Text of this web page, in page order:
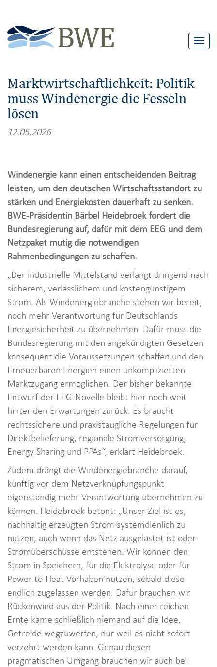
T
a
o
Marktwirtschaftlichkeit: Politik
muss Windenergie die Fesseln
lösen
12.05.2026
Windenergie kann einen entscheidenden Beitrag
leisten, um den deutschen Wirtschaftsstandort zu
stärken und Energiekosten dauerhaft zu senken.
BWE-Präsidentin Bärbel Heidebroek fordert die
Bundesregierung auf, dafür mit dem EEG und dem
Netzpaket mutig die notwendigen
Rahmenbedingungen zu schaffen.
„Der industrielle Mittelstand verlangt dringend nach
sicherem, verlässlichem und kostengünstigem
Strom. Als Windenergiebranche stehen wir bereit,
noch mehr Verantwortung für Deutschlands
Energiesicherheit zu übernehmen. Dafür muss die
Bundesregierung mit den angekündigten Gesetzen
konsequent die Voraussetzungen schaffen und den
Erneuerbaren Energien einen unkomplizierten
Marktzugang ermöglichen. Der bisher bekannte
Entwurf der EEG-Novelle bleibt hier noch weit
hinter den Erwartungen zurück. Es braucht
rechtssichere und praxistaugliche Regelungen für
Direktbelieferung, regionale Stromversorgung,
Energy Sharing und PPAs“, erklärt Heidebroek.
Zudem drängt die Windenergiebranche darauf,
künftig vor dem Netzverknüpfungspunkt
eigenständig mehr Verantwortung übernehmen zu
können. Heidebroek betont: „Unser Ziel ist es,
nachhaltig erzeugten Strom systemdienlich zu
nutzen, auch wenn das Netz ausgelastet ist oder
Stromüberschüsse entstehen. Wir können den
Strom in Speichern, für die Elektrolyse oder für
Power-to-Heat-Vorhaben nutzen, sobald diese
endlich zugelassen werden. Dafür brauchen wir
Rückenwind aus der Politik. Nach einer reichen
Ernte käme schließlich niemand auf die Idee,
Getreide wegzuwerfen, nur weil es nicht sofort
verzehrt werden kann. Genau diesen
pragmatischen Umgang brauchen wir auch bei